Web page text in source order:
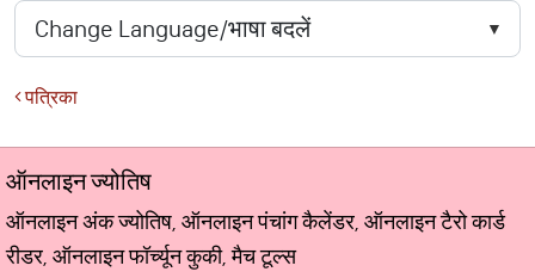
पत्रिका
ऑनलाइन ज्योतिष
ऑनलाइन अंक ज्योतिष, ऑनलाइन पंचांग कैलेंडर, ऑनलाइन टैरो कार्ड
रीडर, ऑनलाइन फॉर्च्यून कुकी, मैच टूल्स